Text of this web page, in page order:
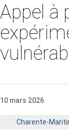
Appel à
10 mars 2026
Territoire
Charente-